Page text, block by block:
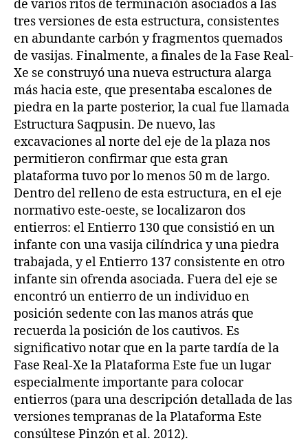
de varios ritos de terminación asociados a las
tres versiones de esta estructura, consistentes
en abundante carbón y fragmentos quemados
de vasijas. Finalmente, a finales de la Fase Real-
Xe se construyó una nueva estructura alarga
más hacia este, que presentaba escalones de
piedra en la parte posterior, la cual fue llamada
Estructura Saqpusin. De nuevo, las
excavaciones al norte del eje de la plaza nos
permitieron confirmar que esta gran
plataforma tuvo por lo menos 50 m de largo.
Dentro del relleno de esta estructura, en el eje
normativo este-oeste, se localizaron dos
entierros: el Entierro 130 que consistió en un
infante con una vasija cilíndrica y una piedra
trabajada, y el Entierro 137 consistente en otro
infante sin ofrenda asociada. Fuera del eje se
encontró un entierro de un individuo en
posición sedente con las manos atrás que
recuerda la posición de los cautivos. Es
significativo notar que en la parte tardía de la
Fase Real-Xe la Plataforma Este fue un lugar
especialmente importante para colocar
entierros (para una descripción detallada de las
versiones tempranas de la Plataforma Este
consúltese Pinzón et al. 2012).